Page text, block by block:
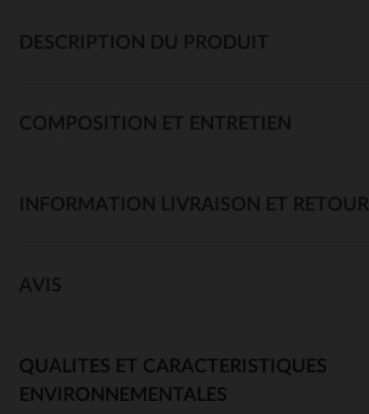
DESCRIPTION DU PRODUIT
COMPOSITION ET ENTRETIEN
INFORMATION LIVRAISON ET RETOUR
AVIS
QUALITES ET CARACTERISTIQUES
ENVIRONNEMENTALES